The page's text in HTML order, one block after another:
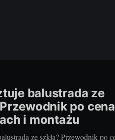
balustrada ze
Przewodnik po
i montażu
ze szkła? Przewodnik po